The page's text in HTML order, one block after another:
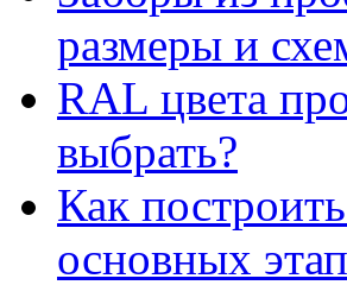
размеры и
RAL цвета
выбрать?
Как
основных